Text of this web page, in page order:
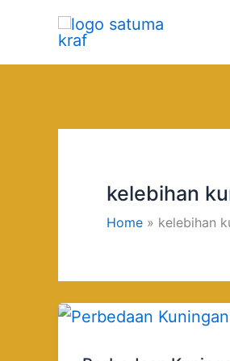
content
kelebihan
Home kelebihan
Perbedaan
dan